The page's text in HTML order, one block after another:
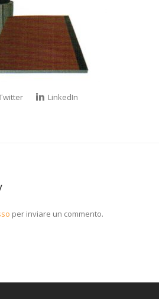
LinkedIn
per inviare un commento.